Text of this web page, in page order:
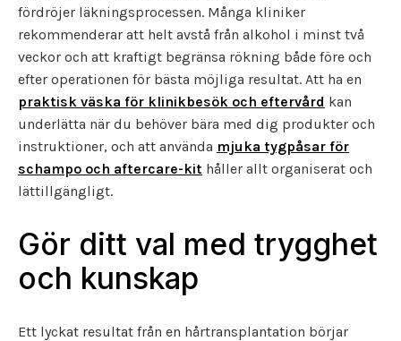
fördröjer läkningsprocessen. Många kliniker
rekommenderar att helt avstå från alkohol i minst två
veckor och att kraftigt begränsa rökning både före och
efter operationen för bästa möjliga resultat. Att ha en
praktisk väska för klinikbesök och eftervård kan
underlätta när du behöver bära med dig produkter och
instruktioner, och att använda mjuka tygpåsar för
schampo och aftercare-kit håller allt organiserat och
lättillgängligt.
Gör ditt val med trygghet
och kunskap
Ett lyckat resultat från en hårtransplantation börjar